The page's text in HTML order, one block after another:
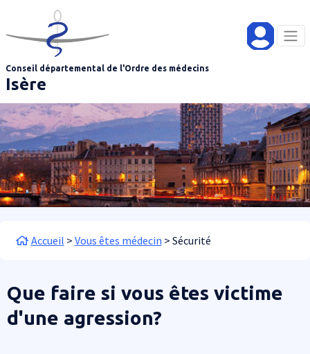
Aller au contenu principal
Conseil départemental de l'Ordre des médecins
Isère
Fil d'Ariane
Accueil Vous êtes médecin Sécurité
Que faire si vous êtes victime
d'une agression?
Panneau de gestion des cookies